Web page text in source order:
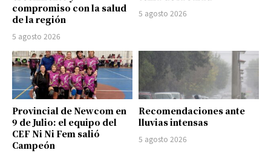
compromiso con la salud
de la región
5 agosto 2026
5 agosto 2026
Provincial de Newcom en
9 de Julio: el equipo del
CEF Ni Ni Fem salió
Campeón
Recomendaciones ante
lluvias intensas
5 agosto 2026